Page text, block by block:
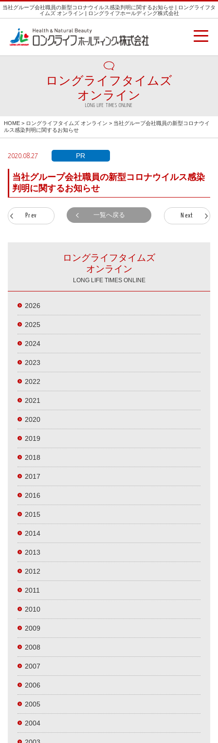
当社グループ会社職員の新型コロナウイルス感染判明に関するお知らせ | ロングライフタ
イムズ オンライン | ロングライフホールディング株式会社
ロングライフタイムズ
オンライン
LONG LIFE TIMES ONLINE
HOME > ロングライフタイムズ オンライン > 当社グループ会社職員の新型コロナウイ
ルス感染判明に関するお知らせ
2020.08.27 PR
当社グループ会社職員の新型コロナウイルス感染
判明に関するお知らせ
Prev 一覧へ戻る Next
ロングライフタイムズ
オンライン
LONG LIFE TIMES ONLINE
2026
2025
2024
2023
2022
2021
2020
2019
2018
2017
2016
2015
2014
2013
2012
2011
2010
2009
2008
2007
2006
2005
2004